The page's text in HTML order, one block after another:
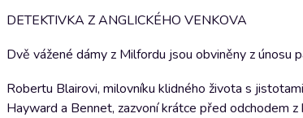
DETEKTIVKA Z ANGLICKÉHO VENKOVA
Dvě vážené dámy z Milfordu jsou obviněny z únosu
Robertu Blairovi, milovníku klidného života s
Hayward a Bennet, zazvoní krátce před odchodem